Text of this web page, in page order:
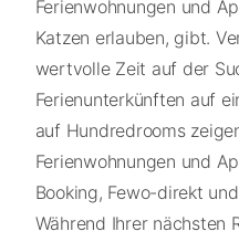
Ferienwohnungen und
Katzen erlauben, gibt.
wertvolle Zeit auf der
Ferienunterkünften auf
auf Hundredrooms
Ferienwohnungen und
Booking, Fewo-direkt
Während Ihrer nächsten